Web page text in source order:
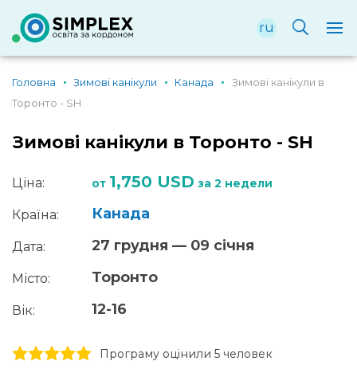
ru
Головна Зимові канікули Канада
Зимові канікули в
Торонто - SH
Зимові канікули в Торонто - SH
Ціна: от 1,750 USD за 2 недели
Країна: Канада
Дата: 27 грудня — 09 січня
Місто: Торонто
Вік: 12-16
5 stars
4 stars
3 stars
2 stars
1 stars Програму оцінили 5 человек